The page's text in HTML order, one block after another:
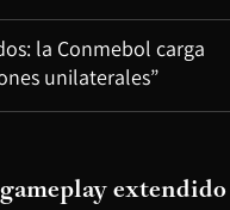
la Conmebol carga
unilaterales”
extendido